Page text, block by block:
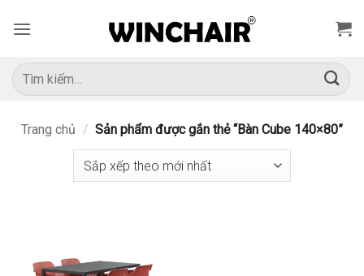
qua
dung
Tìm
kiếm:
Trang chủ / Sản phẩm được gắn thẻ “Bàn Cube 140×80”